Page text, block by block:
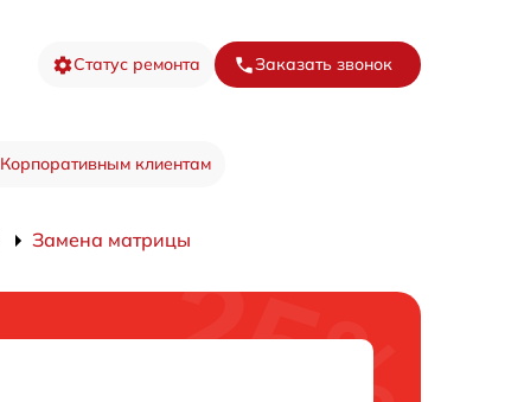
Статус ремонта Заказать звонок
Корпоративным клиентам
Замена матрицы